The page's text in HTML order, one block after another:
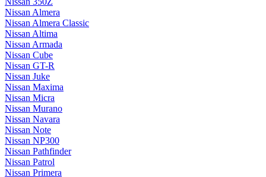
Nissan Almera
Nissan Almera Classic
Nissan Altima
Nissan Armada
Nissan Cube
Nissan GT-R
Nissan Juke
Nissan Maxima
Nissan Micra
Nissan Murano
Nissan Navara
Nissan Note
Nissan NP300
Nissan Pathfinder
Nissan Patrol
Nissan Primera